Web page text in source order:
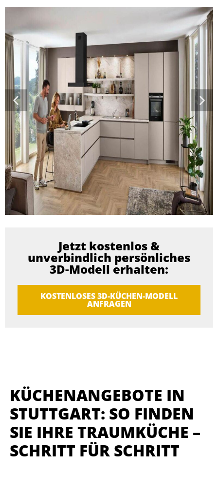
Jetzt kostenlos &
unverbindlich persönliches
3D-Modell erhalten:
KOSTENLOSES 3D-KÜCHEN-MODELL
ANFRAGEN
KÜCHENANGEBOTE IN
STUTTGART: SO FINDEN
SIE IHRE TRAUMKÜCHE –
SCHRITT FÜR SCHRITT